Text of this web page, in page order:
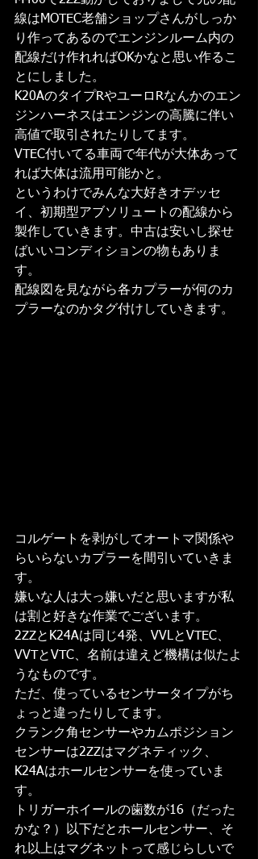
線はMOTEC老舗ショップさんがしっか
り作ってあるのでエンジンルーム内の
配線だけ作れればOKかなと思い作るこ
とにしました。
K20AのタイプRやユーロRなんかのエン
ジンハーネスはエンジンの高騰に伴い
高値で取引されたりしてます。
VTEC付いてる車両で年代が大体あって
れば大体は流用可能かと。
というわけでみんな大好きオデッセ
イ、初期型アブソリュートの配線から
製作していきます。中古は安いし探せ
ばいいコンディションの物もありま
す。
配線図を見ながら各カプラーが何のカ
プラーなのかタグ付けしていきます。
コルゲートを剥がしてオートマ関係や
らいらないカプラーを間引いていきま
す。
嫌いな人は大っ嫌いだと思いますが私
は割と好きな作業でございます。
2ZZとK24Aは同じ4発、VVLとVTEC、
VVTとVTC、名前は違えど機構は似たよ
うなものです。
ただ、使っているセンサータイプがち
ょっと違ったりしてます。
クランク角センサーやカムポジション
センサーは2ZZはマグネティック、
K24Aはホールセンサーを使っていま
す。
トリガーホイールの歯数が16（だった
かな？）以下だとホールセンサー、そ
れ以上はマグネットって感じらしいで